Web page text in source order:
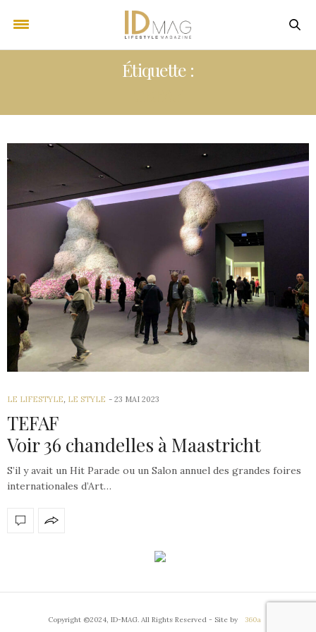
Étiquette :
LE LIFESTYLE, LE STYLE 23 MAI 2023
TEFAF
Voir 36 chandelles à Maastricht
S’il y avait un Hit Parade ou un Salon annuel des grandes foires
internationales d’Art…
Copyright ©2024, ID-MAG. All Rights Reserved - Site by 360a